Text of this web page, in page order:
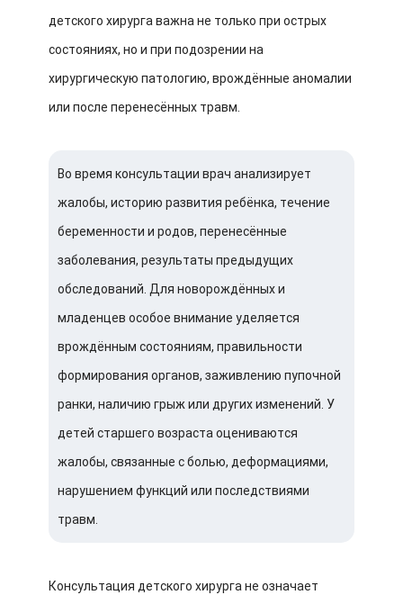
детского хирурга важна не только при острых
состояниях, но и при подозрении на
хирургическую патологию, врождённые аномалии
или после перенесённых травм.
Во время консультации врач анализирует
жалобы, историю развития ребёнка, течение
беременности и родов, перенесённые
заболевания, результаты предыдущих
обследований. Для новорождённых и
младенцев особое внимание уделяется
врождённым состояниям, правильности
формирования органов, заживлению пупочной
ранки, наличию грыж или других изменений. У
детей старшего возраста оцениваются
жалобы, связанные с болью, деформациями,
нарушением функций или последствиями
травм.
Консультация детского хирурга не означает